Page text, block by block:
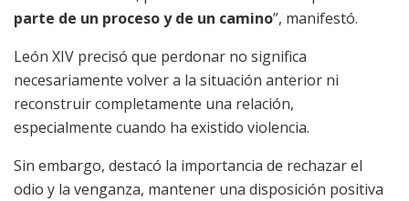
parte de un proceso y de un camino”, manifestó.
León XIV precisó que perdonar no significa
necesariamente volver a la situación anterior ni
reconstruir completamente una relación,
especialmente cuando ha existido violencia.
Sin embargo, destacó la importancia de rechazar el
odio y la venganza, mantener una disposición positiva